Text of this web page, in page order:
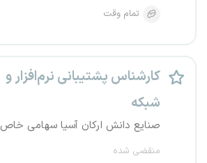
تمام وقت
کارشناس پشتیبانی نرم‌افزار و
شبکه
صنایع دانش ارکان آسیا سهامی خاص
منقضی شده